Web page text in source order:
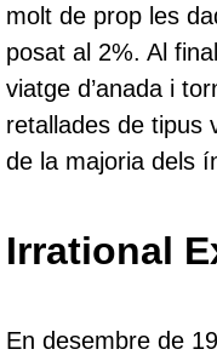
molt de prop les
posat al 2%. Al
viatge d’anada i
retallades de tipus
de la majoria dels
Irrational
En desembre de